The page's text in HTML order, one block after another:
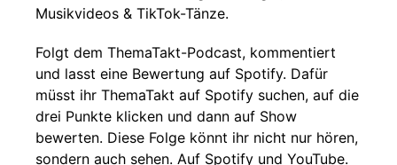
Musikvideos & TikTok-Tänze.
Folgt dem ThemaTakt-Podcast, kommentiert
und lasst eine Bewertung auf Spotify. Dafür
müsst ihr ThemaTakt auf Spotify suchen, auf die
drei Punkte klicken und dann auf Show
bewerten. Diese Folge könnt ihr nicht nur hören,
sondern auch sehen. Auf Spotify und YouTube.